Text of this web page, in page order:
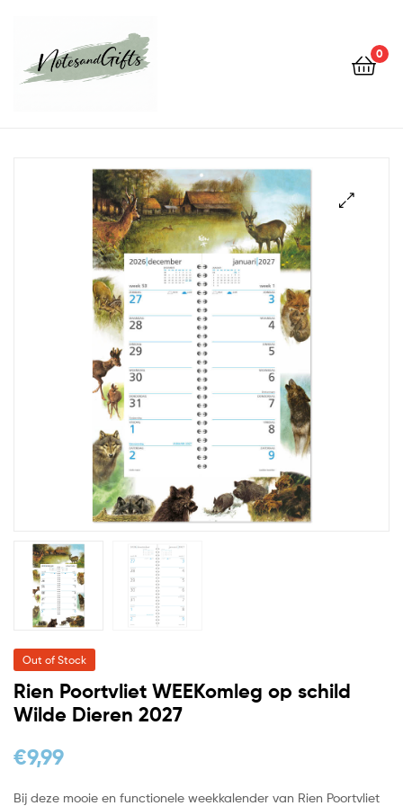
0
Out of Stock
Rien Poortvliet WEEKomleg op schild
Wilde Dieren 2027
€9,99
Bij deze mooie en functionele weekkalender van Rien Poortvliet